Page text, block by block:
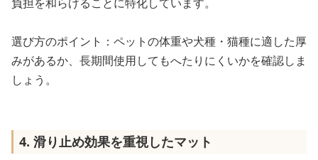
選び方のポイント：ペットの体重や犬種・猫種に適した厚
みがあるか、長期間使用してもへたりにくいかを確認しま
しょう。
4. 滑り止め効果を重視したマット